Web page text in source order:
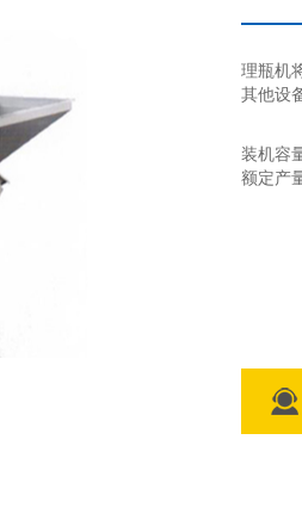
理瓶机
其他设
装机容
额定产